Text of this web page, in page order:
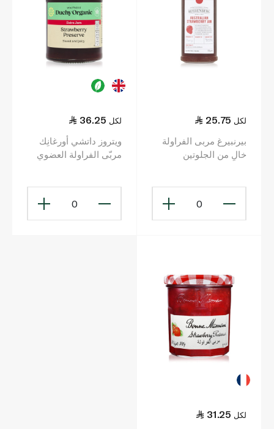
25.75 لكل
بيرنبيرغ مربى الفراولة
خالٍ من الجلوتين
0
36.25 لكل
ويتروز داتشي أورغانِك
مربّى الفراولة العضوي
0
31.25 لكل